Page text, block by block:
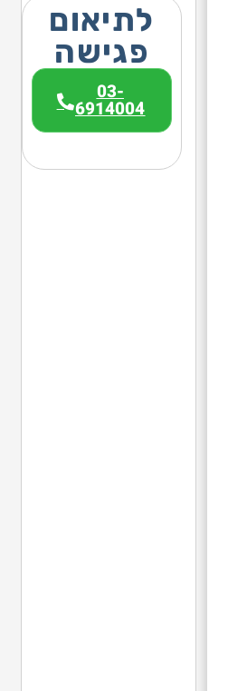
לתיאום
פגישה
03-
6914004